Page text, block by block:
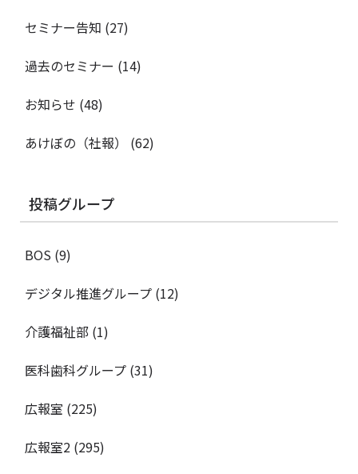
セミナー告知 (27)
過去のセミナー (14)
お知らせ (48)
あけぼの（社報）
(62)
投稿グループ
BOS (9)
デジタル推進グループ (12)
介護福祉部 (1)
医科歯科グループ (31)
広報室 (225)
広報室2 (295)